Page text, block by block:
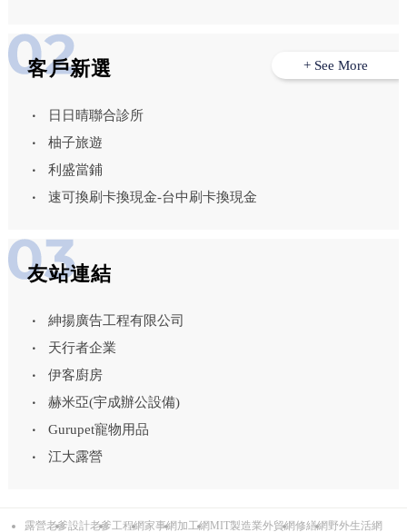
客戶新選
日日晴聯合診所
柚子旅遊
利盛當鋪
速可換刷卡換現金-台中刷卡換現金
+ See More
友站連結
紳揚廣告工程有限公司
天行者企業
伊客廚房
赫米亞(宇成辦公設備)
Gurupet寵物用品
江大露營
露營老爹設計老爹工程網家事網 加工網 MIT製造業外貿網修繕網 野外生活網